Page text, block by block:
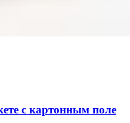
с картонным поле